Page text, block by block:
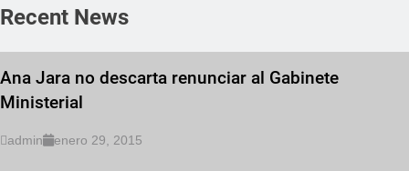
Recent News
Ana Jara no descarta renunciar al Gabinete
Ministerial
admin enero 29, 2015